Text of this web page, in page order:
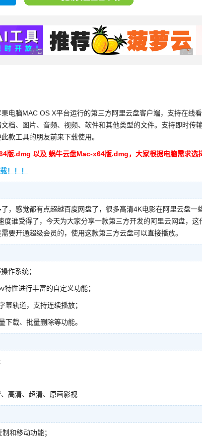
广告 商业广告，理性选择 广告 商
电脑MAC OS X平台运行的第三方阿里云盘客户端，支持在线
档、图片、音频、视频、软件和其他类型的文件。支持即时传
款工具的朋友前来下载使用。
版.dmg 以及 蜗牛云盘Mac-x64版.dmg，大家根据电脑需求选
！！！
，感觉都有点超越百度网盘了，很多高清4K电影在阿里云盘一
度谁受得了，今天为大家分享一款第三方开发的阿里云网盘，
要开通超级会员的，使用这款第三方云盘可以直接播放。
作系统；
性进行丰富的自定义功能；
幕轨道，支持连续播放；
下载、批量删除等功能。
高清、超清、原画影视
和移动功能；